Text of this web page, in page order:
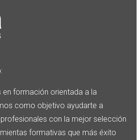
:
formación orientada a la
como objetivo ayudarte a
con la mejor selección
formativas que más éxito